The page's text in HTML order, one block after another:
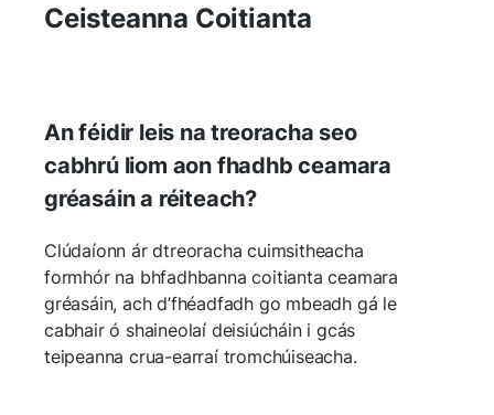
Ceisteanna Coitianta
An féidir leis na treoracha seo
cabhrú liom aon fhadhb ceamara
gréasáin a réiteach?
Clúdaíonn ár dtreoracha cuimsitheacha
formhór na bhfadhbanna coitianta ceamara
gréasáin, ach d’fhéadfadh go mbeadh gá le
cabhair ó shaineolaí deisiúcháin i gcás
teipeanna crua-earraí tromchúiseacha.